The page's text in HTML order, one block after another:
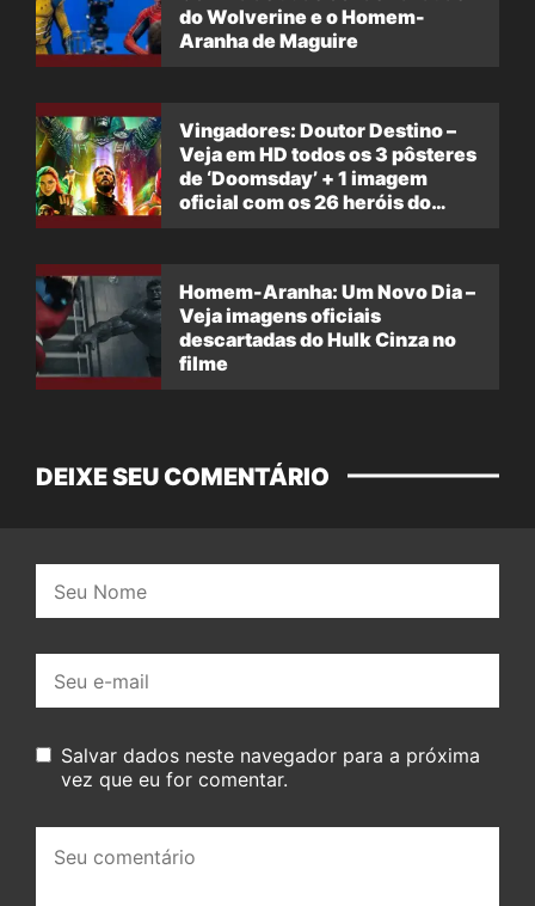
do Wolverine e o Homem-
Aranha de Maguire
Vingadores: Doutor Destino –
Veja em HD todos os 3 pôsteres
de ‘Doomsday’ + 1 imagem
oficial com os 26 heróis do
Homem-Aranha: Um Novo Dia –
Veja imagens oficiais
descartadas do Hulk Cinza no
filme
DEIXE SEU COMENTÁRIO
mail:
Salvar dados neste navegador para a próxima
vez que eu for comentar.
comentário: